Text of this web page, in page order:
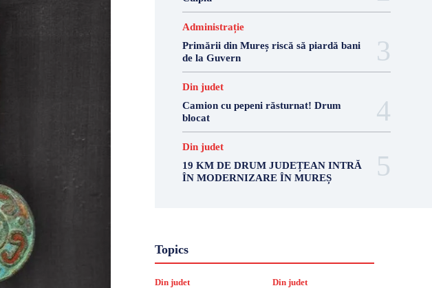
Administrație
Primării din Mureș riscă să piardă bani
de la Guvern
Din judet
Camion cu pepeni răsturnat! Drum
blocat
Din judet
19 KM DE DRUM JUDEȚEAN INTRĂ
ÎN MODERNIZARE ÎN MUREȘ
Topics
Din judet
Din judet